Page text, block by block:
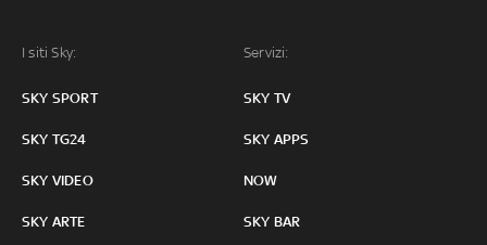
I siti Sky:
SKY SPORT
SKY TG24
SKY VIDEO
SKY ARTE
Servizi:
SKY TV
SKY APPS
NOW
SKY BAR